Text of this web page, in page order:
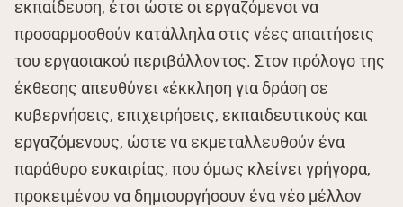
εκπαίδευση, έτσι ώστε οι εργαζόμενοι να
προσαρμοσθούν κατάλληλα στις νέες απαιτήσεις
του εργασιακού περιβάλλοντος. Στον πρόλογο της
έκθεσης απευθύνει «έκκληση για δράση σε
κυβερνήσεις, επιχειρήσεις, εκπαιδευτικούς και
εργαζόμενους, ώστε να εκμεταλλευθούν ένα
παράθυρο ευκαιρίας, που όμως κλείνει γρήγορα,
προκειμένου να δημιουργήσουν ένα νέο μέλλον